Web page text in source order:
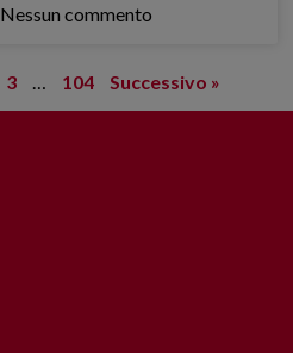
Nessun commento
3 104 Successivo »